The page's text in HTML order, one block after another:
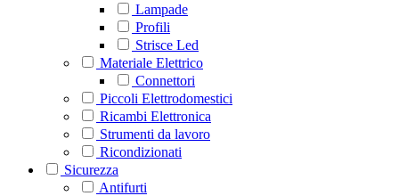
Lampade
Profili
Strisce Led
Materiale Elettrico
Connettori
Piccoli Elettrodomestici
Ricambi Elettronica
Strumenti da lavoro
Ricondizionati
Sicurezza
Antifurti